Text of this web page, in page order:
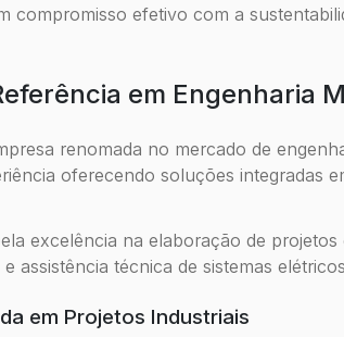
compromisso efetivo com a
em Engenharia
renomada no mercado de
oferecendo soluções integradas
excelência na elaboração de
assistência técnica de sistemas
em Projetos Industriais